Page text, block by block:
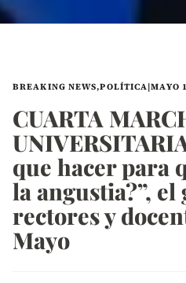
BREAKING NEWS,POLÍTICA|MAYO
CUARTA
que hacer para
la angustia?”,
rectores y
Mayo